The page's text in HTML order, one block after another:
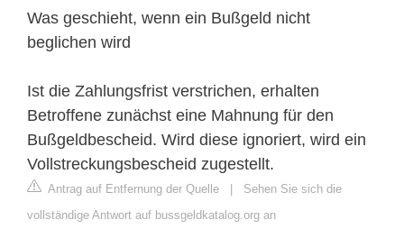
Was geschieht, wenn ein Bußgeld nicht
beglichen wird
Ist die Zahlungsfrist verstrichen, erhalten
Betroffene zunächst eine Mahnung für den
Bußgeldbescheid. Wird diese ignoriert, wird ein
Vollstreckungsbescheid zugestellt.
Antrag auf Entfernung der Quelle
Sehen Sie sich die
vollständige Antwort auf bussgeldkatalog.org an